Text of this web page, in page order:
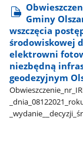
Gminy
wszczęcia
środowiskowej
elektrowni
niezbędną
geodezyjnym